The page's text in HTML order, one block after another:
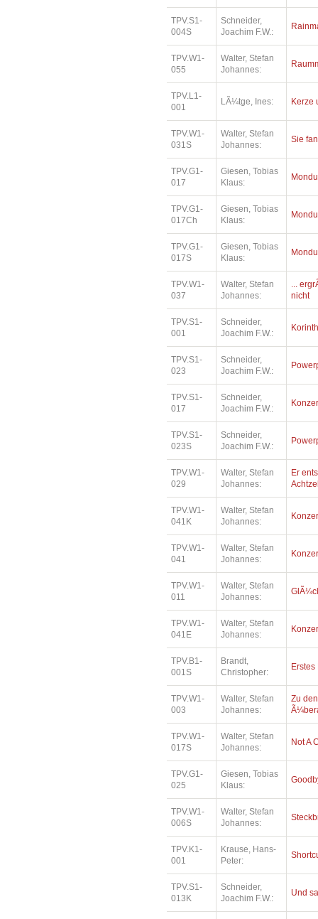
TPV.S1-
004S
Schneider,
Joachim F.W.:
TPV.W1-
055
Walter, Stefan
Johannes:
TPV.L1-
001
LÃ¼tge, Ines: Kerze
TPV.W1-
031S
Walter, Stefan
Johannes:
Sie
TPV.G1-
017
Giesen, Tobias
Klaus:
TPV.G1-
017Ch
Giesen, Tobias
Klaus:
TPV.G1-
017S
Giesen, Tobias
Klaus:
TPV.W1-
037
Walter, Stefan
Johannes:
...
nicht
TPV.S1-
001
Schneider,
Joachim F.W.:
TPV.S1-
023
Schneider,
Joachim F.W.:
TPV.S1-
017
Schneider,
Joachim F.W.:
TPV.S1-
023S
Schneider,
Joachim F.W.:
TPV.W1-
029
Walter, Stefan
Johannes:
Er
TPV.W1-
041K
Walter, Stefan
Johannes:
TPV.W1-
041
Walter, Stefan
Johannes:
TPV.W1-
011
Walter, Stefan
Johannes:
TPV.W1-
041E
Walter, Stefan
Johannes:
TPV.B1-
001S
Brandt,
Christopher:
TPV.W1-
003
Walter, Stefan
Johannes:
Zu
TPV.W1-
017S
Walter, Stefan
Johannes:
Not A
TPV.G1-
025
Giesen, Tobias
Klaus:
TPV.W1-
006S
Walter, Stefan
Johannes:
TPV.K1-
001
Krause, Hans-
Peter:
TPV.S1-
013K
Schneider,
Joachim F.W.:
Und